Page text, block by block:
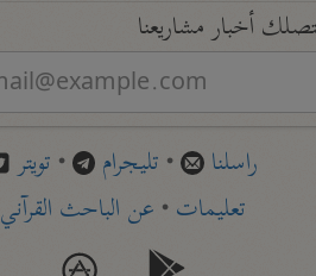
أخبار مشاريعنا
راسلنا • تليجرام • تويتر
تعليمات• عن الباحث القرآني